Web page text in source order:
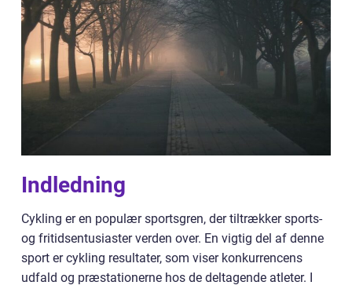
Indledning
Cykling er en populær sportsgren, der tiltrækker sports-
og fritidsentusiaster verden over. En vigtig del af denne
sport er cykling resultater, som viser konkurrencens
udfald og præstationerne hos de deltagende atleter. I